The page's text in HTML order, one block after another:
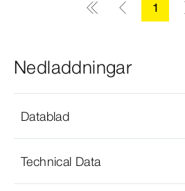
1
Nedladdningar
Datablad
Technical Data